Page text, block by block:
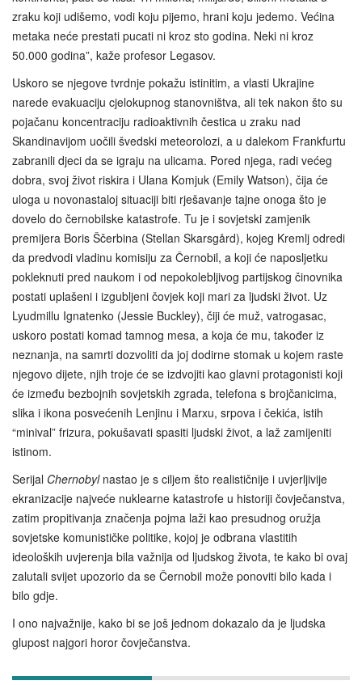
zraku koji udišemo, vodi koju pijemo, hrani koju jedemo. Većina
metaka neće prestati pucati ni kroz sto godina. Neki ni kroz
50.000 godina”, kaže profesor Legasov.
Uskoro se njegove tvrdnje pokažu istinitim, a vlasti Ukrajine
narede evakuaciju cjelokupnog stanovništva, ali tek nakon što su
pojačanu koncentraciju radioaktivnih čestica u zraku nad
Skandinavijom uočili švedski meteorolozi, a u dalekom Frankfurtu
zabranili djeci da se igraju na ulicama. Pored njega, radi većeg
dobra, svoj život riskira i Ulana Komjuk (Emily Watson), čija će
uloga u novonastaloj situaciji biti rješavanje tajne onoga što je
dovelo do černobilske katastrofe. Tu je i sovjetski zamjenik
premijera Boris Ščerbina (Stellan Skarsgård), kojeg Kremlj odredi
da predvodi vladinu komisiju za Černobil, a koji će naposljetku
pokleknuti pred naukom i od nepokolebljivog partijskog činovnika
postati uplašeni i izgubljeni čovjek koji mari za ljudski život. Uz
Lyudmillu Ignatenko (Jessie Buckley), čiji će muž, vatrogasac,
uskoro postati komad tamnog mesa, a koja će mu, također iz
neznanja, na samrti dozvoliti da joj dodirne stomak u kojem raste
njegovo dijete, njih troje će se izdvojiti kao glavni protagonisti koji
će između bezbojnih sovjetskih zgrada, telefona s brojčanicima,
slika i ikona posvećenih Lenjinu i Marxu, srpova i čekića, istih
“minival” frizura, pokušavati spasiti ljudski život, a laž zamijeniti
istinom.
Serijal Chernobylnastao je s ciljem što realističnije i uvjerljivije
ekranizacije najveće nuklearne katastrofe u historiji čovječanstva,
zatim propitivanja značenja pojma laži kao presudnog oružja
sovjetske komunističke politike, kojoj je odbrana vlastitih
ideoloških uvjerenja bila važnija od ljudskog života, te kako bi ovaj
zalutali svijet upozorio da se Černobil može ponoviti bilo kada i
bilo gdje.
I ono najvažnije, kako bi se još jednom dokazalo da je ljudska
glupost najgori horor čovječanstva.